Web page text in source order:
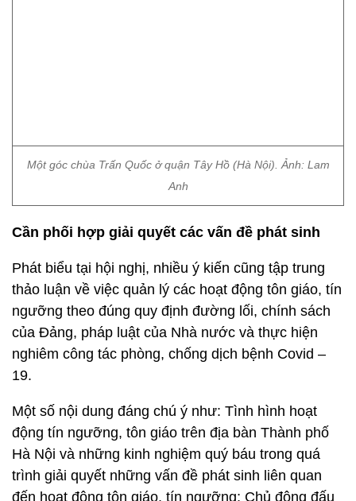
Một góc chùa Trấn Quốc ở quận Tây Hồ (Hà Nội). Ảnh: Lam
Anh
Cần phối hợp giải quyết các vấn đề phát sinh
Phát biểu tại hội nghị, nhiều ý kiến cũng tập trung
thảo luận về việc quản lý các hoạt động tôn giáo, tín
ngưỡng theo đúng quy định đường lối, chính sách
của Đảng, pháp luật của Nhà nước và thực hiện
nghiêm công tác phòng, chống dịch bệnh Covid –
19.
Một số nội dung đáng chú ý như: Tình hình hoạt
động tín ngưỡng, tôn giáo trên địa bàn Thành phố
Hà Nội và những kinh nghiệm quý báu trong quá
trình giải quyết những vấn đề phát sinh liên quan
đến hoạt động tôn giáo, tín ngưỡng; Chủ động đấu